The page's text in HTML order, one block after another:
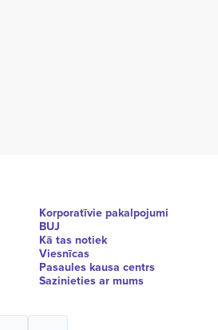
Korporatīvie pakalpojumi
BUJ
Kā tas notiek
Viesnīcas
Pasaules kausa centrs
Sazinieties ar mums